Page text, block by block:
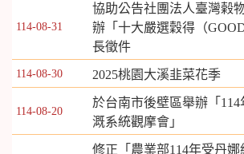
114-08-31
協助公告社團法人臺灣榖
辦「十大嚴選穀得（
長徵件
114-08-30 2025桃園大溪韭菜花季
114-08-20
於台南市後壁區舉辦「
溉系統觀摩會」
修正「農業部114年受丹娜